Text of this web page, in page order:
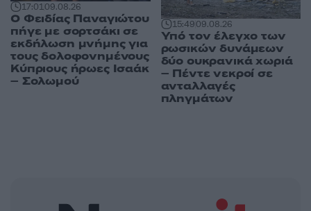
17:0109.08.26
Ο Φειδίας Παναγιώτου
πήγε με σορτσάκι σε
εκδήλωση μνήμης για
τους δολοφονημένους
Κύπριους ήρωες Ισαάκ
– Σολωμού
15:4909.08.26
Υπό τον έλεγχο των
ρωσικών δυνάμεων
δύο ουκρανικά χωριά
– Πέντε νεκροί σε
ανταλλαγές
πληγμάτων